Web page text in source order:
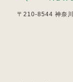
〒210-8544 神奈